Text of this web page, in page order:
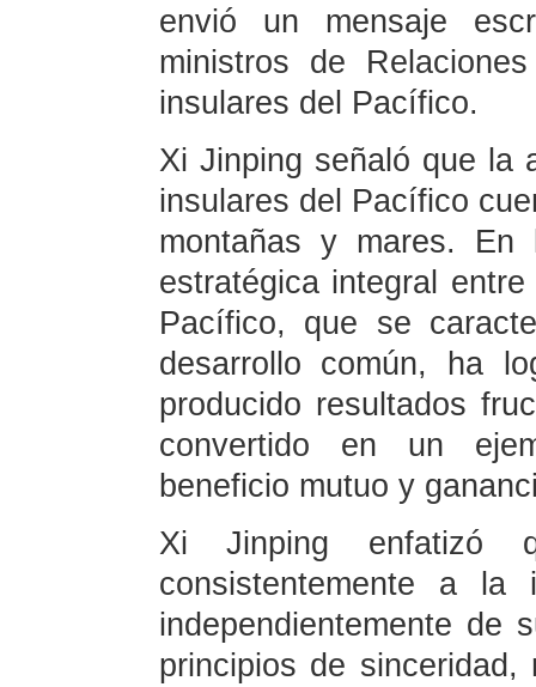
envió un mensaje
ministros de
insulares del Pacífico.
Xi Jinping señaló que la
insulares del Pacífico
montañas y mares. En
estratégica integral
Pacífico, que se
desarrollo común, ha
producido resultados
convertido en un
beneficio mutuo y
Xi Jinping enfatizó
consistentemente a
independientemente de
principios de sinceridad,